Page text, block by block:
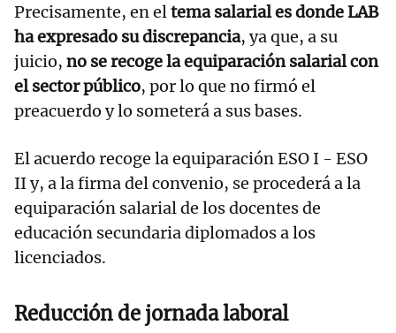
Precisamente, en eltema salarial es donde LAB
ha expresado su discrepancia, ya que, a su
juicio, no se recoge la equiparación salarial con
el sector público, por lo que no firmó el
preacuerdo y lo someterá a sus bases.
El acuerdo recoge la equiparación ESO I - ESO
II y, a la firma del convenio, se procederá a la
equiparación salarial de los docentes de
educación secundaria diplomados a los
licenciados.
Reducción de jornada laboral